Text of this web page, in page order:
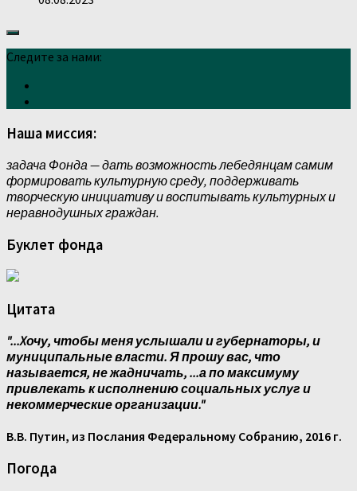
Следите за нами:
Наша миссия:
задача Фонда — дать возможность лебедянцам самим
формировать культурную среду, поддерживать
творческую инициативу и воспитывать культурных и
неравнодушных граждан.
Буклет фонда
Цитата
"...Xочу, чтобы меня услышали и губернаторы, и
муниципальные власти. Я прошу вас, что
называется, не жадничать, ...а по максимуму
привлекать к исполнению социальных услуг и
некоммерческие организации."
В.В. Путин, из Послания Федеральному Собранию, 2016 г.
Погода